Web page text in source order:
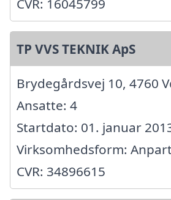
CVR: 16045799
TP VVS TEKNIK ApS
Brydegårdsvej 10, 4760
Ansatte: 4
Startdato: 01. januar
Virksomhedsform:
CVR: 34896615